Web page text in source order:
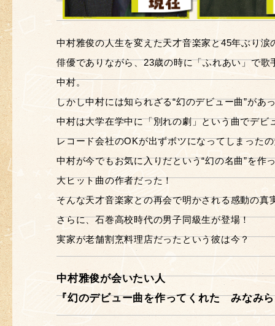
中村雅俊の人生を変えた天才音楽家と45年ぶり涙
俳優でありながら、23歳の時に「ふれあい」で歌
中村。
しかし中村には知られざる“幻のデビュー曲”があ
中村は大学在学中に「別れの劇」という曲でデビ
レコード会社のOKが出ずボツになってしまった
中村が今でもお気に入りだという“幻の名曲”を作
大ヒット曲の作者だった！
そんな天才音楽家との再会で明かされる感動の
さらに、石巻高校時代の男子同級生が登場！
実家が老舗割烹料理店だったという彼は今？
中村雅俊が会いたい人
『幻のデビュー曲を作ってくれた みなみ